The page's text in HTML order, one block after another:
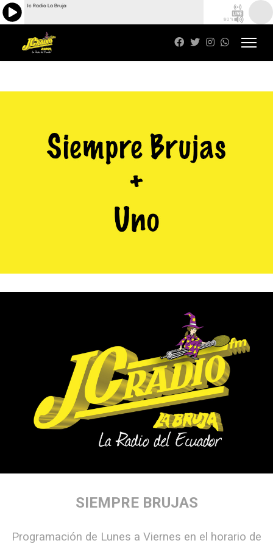
80%
Jc Radio La Bruja
SIEMPRE BRUJAS
Programación de Lunes a Viernes en el horario de